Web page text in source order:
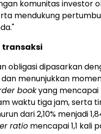
komunitas investor
mendukung
transaksi
obligasi dipasarkan
dan menunjukkan
bookyang mencapai
waktu tiga jam, serta
dari 2,10% menjadi
ratio mencapai 1,1 kali